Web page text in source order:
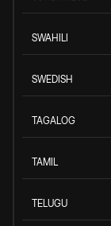
SWAHILI
SWEDISH
TAGALOG
TAMIL
TELUGU